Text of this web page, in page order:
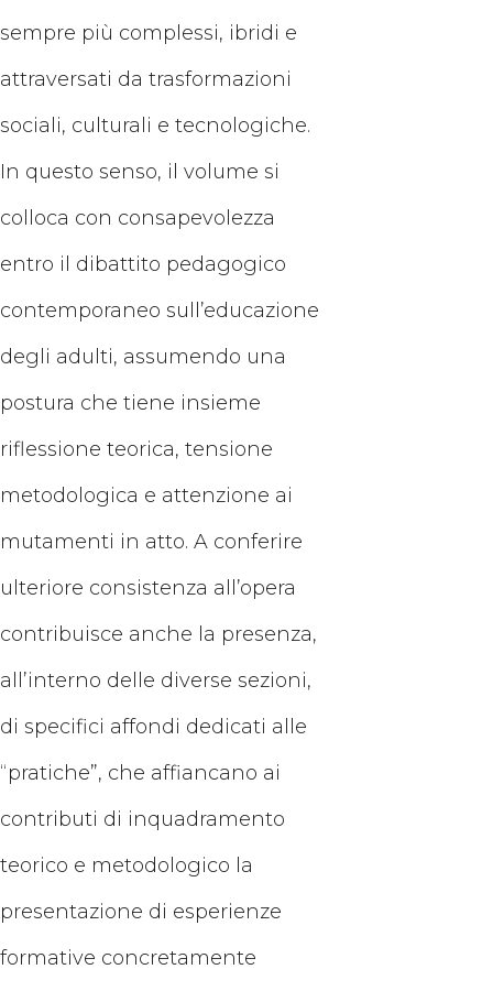
sempre più complessi, ibridi e
attraversati da trasformazioni
sociali, culturali e tecnologiche.
In questo senso, il volume si
colloca con consapevolezza
entro il dibattito pedagogico
contemporaneo sull’educazione
degli adulti, assumendo una
postura che tiene insieme
riflessione teorica, tensione
metodologica e attenzione ai
mutamenti in atto. A conferire
ulteriore consistenza all’opera
contribuisce anche la presenza,
all’interno delle diverse sezioni,
di specifici affondi dedicati alle
“pratiche”, che affiancano ai
contributi di inquadramento
teorico e metodologico la
presentazione di esperienze
formative concretamente